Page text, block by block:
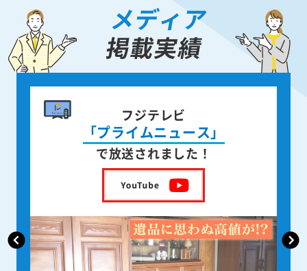
メディア
掲載実績
書籍出版
身近な人が
亡くなった後の遺品整理
を出版しました！